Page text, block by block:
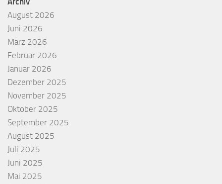
August 2026
Juni 2026
März 2026
Februar 2026
Januar 2026
Dezember 2025
November 2025
Oktober 2025
September 2025
August 2025
Juli 2025
Juni 2025
Mai 2025